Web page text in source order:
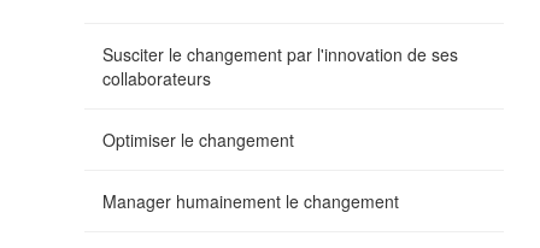
Susciter le changement par l'innovation de ses
collaborateurs
Optimiser le changement
Manager humainement le changement